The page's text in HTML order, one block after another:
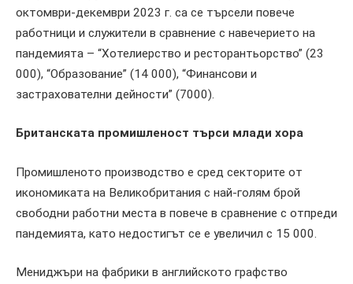
октомври-декември 2023 г. са се търсели повече
работници и служители в сравнение с навечерието на
пандемията – “Хотелиерство и ресторантьорство” (23
000), “Образование” (14 000), “Финансови и
застрахователни дейности” (7000).
Британската промишленост търси млади хора
Промишленото производство е сред секторите от
икономиката на Великобритания с най-голям брой
свободни работни места в повече в сравнение с отпреди
пандемията, като недостигът се е увеличил с 15 000.
Мениджъри на фабрики в английското графство